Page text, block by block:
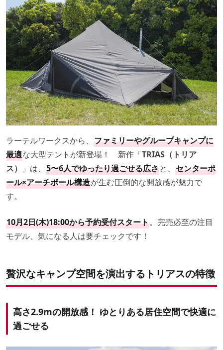
ラーテルワークスから、 ファミリーやグループキャンプに
最適な大型テントが新登場！ 新作「TRIAS（トリア
ス）
」は、 5〜6人でゆったり過ごせる広さと、 センターポ
ール×アーチポール構造が生む圧倒的な開放感が魅力で
す。
10月2日(木)18:00から予約受付スタート。完売必至の注目
モデル、気になる人は要チェックです！
贅沢なキャンプ空間を演出する トリアスの特徴
高さ2.9mの開放感！ ゆとりある居住空間で快適に
過ごせる